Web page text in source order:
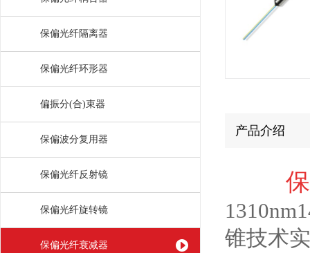
保偏光纤隔离器
保偏光纤环形器
偏振分(合)束器
保偏波分复用器
保偏光纤反射镜
保偏光纤旋转镜
保偏光纤衰减器
产品介绍
锥技术